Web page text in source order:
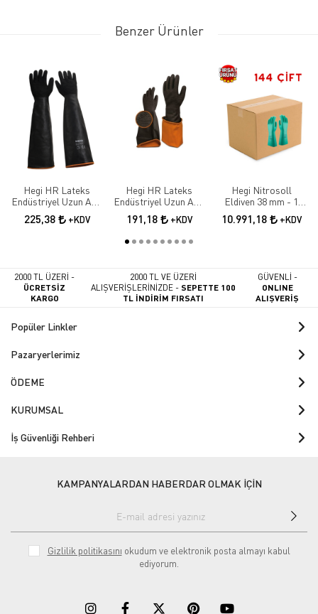
Benzer Ürünler
Hegi HR Lateks
Endüstriyel Uzun Asit
Eldiveni 55 cm
225,38 +KDV
Hegi HR Lateks
Endüstriyel Uzun Asit
Eldiveni 45 cm
191,18 +KDV
Hegi Nitrosoll
Eldiven 38 mm - 1
KOLİ 144 ÇİFT
10.991,18 +KDV
2000 TL ÜZERİ -
ÜCRETSİZ
KARGO
2000 TL VE ÜZERİ
ALIŞVERİŞLERİNİZDE -SEPETTE 100
TL İNDİRİM FIRSATI
GÜVENLİ -
ONLINE
ALIŞVERİŞ
Popüler Linkler
Pazaryerlerimiz
ÖDEME
KURUMSAL
İş Güvenliği Rehberi
KAMPANYALARDAN HABERDAR OLMAK İÇİN
Gizlilik politikasını okudum ve elektronik posta almayı kabul
ediyorum.